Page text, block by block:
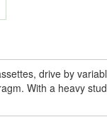
drive by
With a heavy